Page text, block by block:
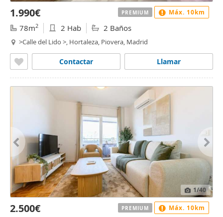
1.990€
78m2 2 Hab 2 Baños
>Calle del Lido >, Hortaleza, Piovera, Madrid
Llamar
Contactar
PREMIUM Máx. 10km
1/40
2.500€ PREMIUM Máx. 10km